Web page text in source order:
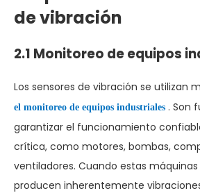
de vibración
2.1 Monitoreo de equipos
Los sensores de vibración se utilizan
el monitoreo de equipos industriales . Son
garantizar el funcionamiento
crítica, como motores, bombas,
ventiladores. Cuando estas
producen inherentemente